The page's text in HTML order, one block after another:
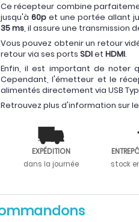
Ce récepteur combine
jusqu'à 60pet une portée allant
35 ms, il assure une transmission
Vous pouvez obtenir un retour
retour via ses ports SDIet HDMI.
Enfin, il est important de noter
Cependant, l'émetteur et le
alimentés directement via USB
Retrouvez plus d'information sur le
EXPÉDITION
dans la journée
stock